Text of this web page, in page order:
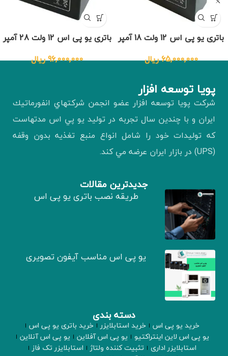
باتری یو پی اس 12 ولت 18 آمپر
65,000,000ریال
باتری یو پی اس 12 ولت 28 آمپر
96,000,000ریال
پويا توسعه افزار
شركت پويا توسعه افزار عضو انجمن شركتهاي انفورماتيك
ايران و با چندين سال تجربه در توليد يو پي اس مدتهاست
كه توليدات خود را شامل انواع منبع تغذيه بدون وقفه
(UPS) در بازار ايران عرضه مي كند.
جدیدترین مقالات
طریقه نصب باتری یو پی اس
یو پی اس مناسب آیفون تصویری
دسته بندی
خرید یو پی اس خرید استابلایزر خرید باتری یو پی اس
یو پی اس لاین اینتراکتیو یو پی اس آفلاین یو پی اس آنلاین
استابلایزر اداری تثبیت کننده ولتاژ استابلایزر تک فاز